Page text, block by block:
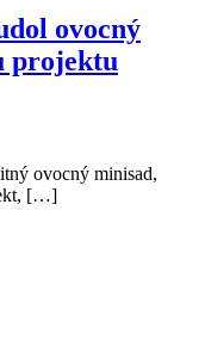
ovocný
projektu
ovocný minisad,
[…]